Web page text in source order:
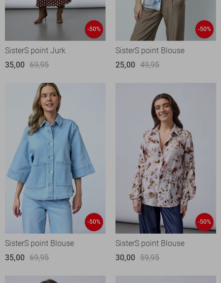
-50%
SisterS point Jurk
35,00 69,95
-50%
SisterS point Blouse
25,00 49,95
-50%
SisterS point Blouse
35,00 69,95
-50%
SisterS point Blouse
30,00 59,95